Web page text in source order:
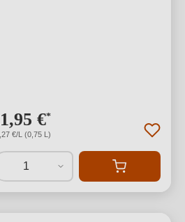
€*
€/L (0,75 L)
1